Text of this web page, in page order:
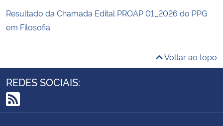
Resultado da Chamada Edital PROAP 01_2026 do PPG
em Filosofia
Voltar ao topo
REDES SOCIAIS:
RSS